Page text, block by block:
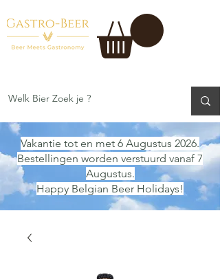
Vakantie tot en met 6 Augustus 2026.
Bestellingen worden verstuurd vanaf 7
Augustus.
Happy Belgian Beer Holidays!